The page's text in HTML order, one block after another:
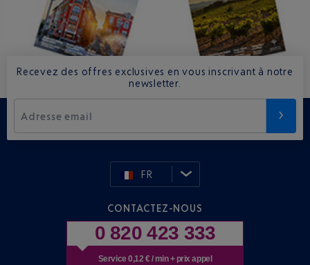
Recevez des offres exclusives en vous inscrivant à notre
newsletter.
Adresse email
FR
CONTACTEZ-NOUS
0 820 423 333
Service 0,12 € / min + prix appel